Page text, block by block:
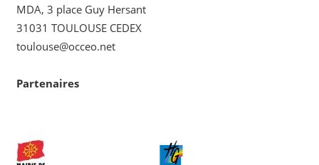
MDA, 3 place Guy Hersant
31031 TOULOUSE CEDEX
toulouse@occeo.net
Partenaires